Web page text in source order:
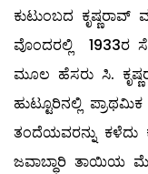
ಕುಟುಂಬದ
ವೊಂದರಲ್ಲಿ 1933ರ
ಮೂಲ ಹೆಸರು ಸಿ.
ಹುಟ್ಟೂರಿನಲ್ಲಿ ಪ್ರಾಥಮಿಕ
ತಂದೆಯವರನ್ನು ಕಳೆದು
ಜವಾಬ್ಧಾರಿ ತಾಯಿಯ